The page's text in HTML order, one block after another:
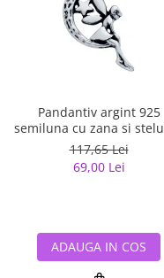
semipretioase
Bijuterii argint placat cu
Bijuterii argint cu diverse
Bijuterii argint cu murano
Bijuterii de Lux
Bijuterii gotice si rock
Bijuterii fantezie
Casete si cutii de
Bijuterii tungsten
Solutii si lavete de
bijuterii argint
Pandantiv argint 925
semiluna cu zana si
Be Fantastic PSX0560
117,65 Lei
69,00 Lei
ADAUGA IN COS